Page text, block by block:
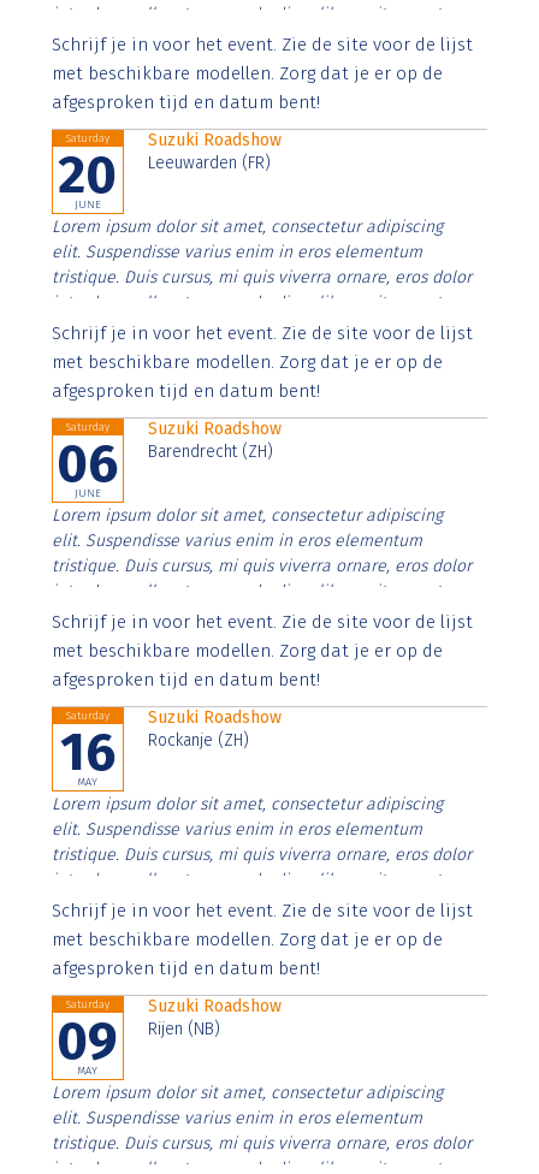
interdum nulla, ut commodo diam libero vitae erat.
Aenean faucibus nibh et justo cursus id rutrum lorem
imperdiet. Nunc ut sem vitae risus tristique posuere.
Schrijf je in voor het event. Zie de site voor de lijst
met beschikbare modellen. Zorg dat je er op de
afgesproken tijd en datum bent!
Saturday
20
JUNE
Suzuki Roadshow
Leeuwarden (FR)
Lorem ipsum dolor sit amet, consectetur adipiscing
elit. Suspendisse varius enim in eros elementum
tristique. Duis cursus, mi quis viverra ornare, eros dolor
interdum nulla, ut commodo diam libero vitae erat.
Aenean faucibus nibh et justo cursus id rutrum lorem
imperdiet. Nunc ut sem vitae risus tristique posuere.
Schrijf je in voor het event. Zie de site voor de lijst
met beschikbare modellen. Zorg dat je er op de
afgesproken tijd en datum bent!
Saturday
06
JUNE
Suzuki Roadshow
Barendrecht (ZH)
Lorem ipsum dolor sit amet, consectetur adipiscing
elit. Suspendisse varius enim in eros elementum
tristique. Duis cursus, mi quis viverra ornare, eros dolor
interdum nulla, ut commodo diam libero vitae erat.
Aenean faucibus nibh et justo cursus id rutrum lorem
imperdiet. Nunc ut sem vitae risus tristique posuere.
Schrijf je in voor het event. Zie de site voor de lijst
met beschikbare modellen. Zorg dat je er op de
afgesproken tijd en datum bent!
Saturday
16
MAY
Suzuki Roadshow
Rockanje (ZH)
Lorem ipsum dolor sit amet, consectetur adipiscing
elit. Suspendisse varius enim in eros elementum
tristique. Duis cursus, mi quis viverra ornare, eros dolor
interdum nulla, ut commodo diam libero vitae erat.
Aenean faucibus nibh et justo cursus id rutrum lorem
imperdiet. Nunc ut sem vitae risus tristique posuere.
Schrijf je in voor het event. Zie de site voor de lijst
met beschikbare modellen. Zorg dat je er op de
afgesproken tijd en datum bent!
Saturday
09
MAY
Suzuki Roadshow
Rijen (NB)
Lorem ipsum dolor sit amet, consectetur adipiscing
elit. Suspendisse varius enim in eros elementum
tristique. Duis cursus, mi quis viverra ornare, eros dolor
interdum nulla, ut commodo diam libero vitae erat.